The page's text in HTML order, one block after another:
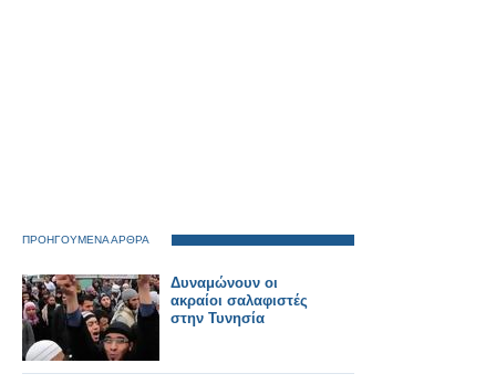
ΠΡΟΗΓΟΥΜΕΝΑ ΑΡΘΡΑ
Δυναμώνουν οι
ακραίοι σαλαφιστές
στην Τυνησία